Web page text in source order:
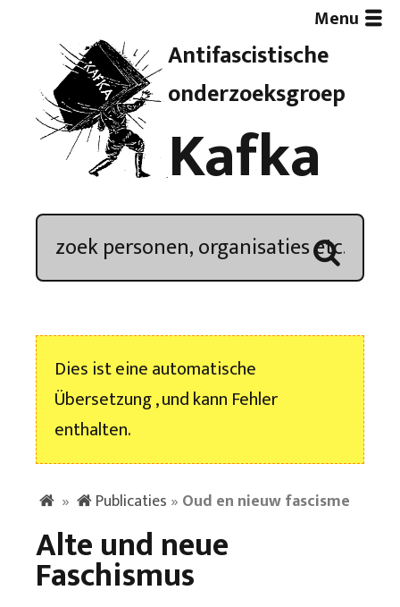
Antifascistische
onderzoeksgroep
Kafka
Menu
Artikelen
Demonstratieoverzicht
Kroniek
Nieuwsbrief
Dies ist eine automatische
Übersetzung , und kann Fehler
enthalten.
» Publicaties » Oud en nieuw fascisme
Alte und neue
Faschismus